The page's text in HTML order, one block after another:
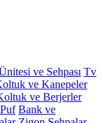
ve Sehpası Tv
ve Kanepeler
ve Berjerler
Puf Bank ve